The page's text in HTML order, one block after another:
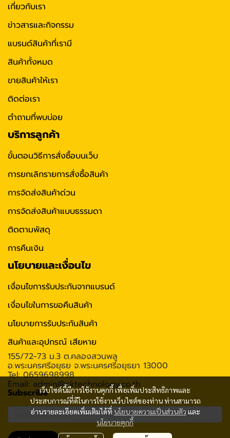
เว็บไซต์นี้มีการใช้งานคุกกี้ เพื่อเพิ่มประสิทธิภาพและ
ประสบการณ์ที่ดีในการใช้งานเว็บไซต์ของท่าน ท่านสามารถ
อ่านรายละเอียดเพิ่มเติมได้ที่ นโยบายความเป็นส่วนตัว และ
นโยบายคุกกี้
เกี่ยวกับเรา
ข่าวสารและกิจกรรม
แบรนด์สินค้าที่เรามี
สินค้าทั้งหมด
ขายสินค้าให้เรา
ติดต่อเรา
ตำถามที่พบบ่อย
บริการลูกค้า
ขั้นตอนวิธีการสั่งซื้อบนเว็บ
การยกเลิกรายการสั่งซื้อสินค้า
การจัดส่งสินค้าด่วน
การจัดส่งสินค้าแบบธรรมดา
ติดตามพัสดุ
การคืนเงิน
นโยบายและเงื่อนไข
เงื่อนไขการรับประกันจากแบรนด์
เงื่อนไขในการขอคืนสินค้า
นโยบายการรับประกันสินค้า
สินค้าและอุปกรณ์ เสียหาย
155/72-73 ม.3 ต.คลองสวนพลู
อ.พระนครศรีอยุธย จ.พระนครศรีอยุธยา 13000
Tel: 0659698998
Email: admin@cktechnology.co.th
Subscribe